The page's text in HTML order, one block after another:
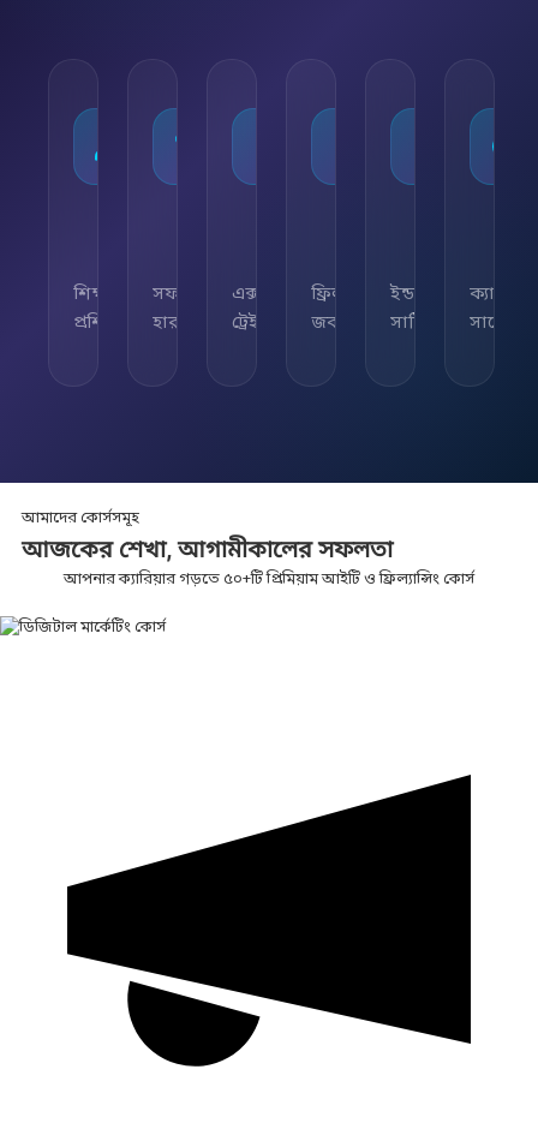
শিক্ষার্থী
প্রশিক্ষিত
সফলতার
হার
এক্সপার্ট
ট্রেইনার
ফ্রিল্যান্সিং
জব
ইন্ডাস্ট্রি
সার্টিফিকেট
ক্যারিয়ার
সাপোর্ট
আমাদের কোর্সসমূহ
আজকের শেখা,আগামীকালের সফলতা
আপনার ক্যারিয়ার গড়তে ৫০+টি প্রিমিয়াম আইটি ও ফ্রিল্যান্সিং কোর্স